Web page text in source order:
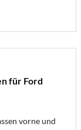
für Ford
vorne und